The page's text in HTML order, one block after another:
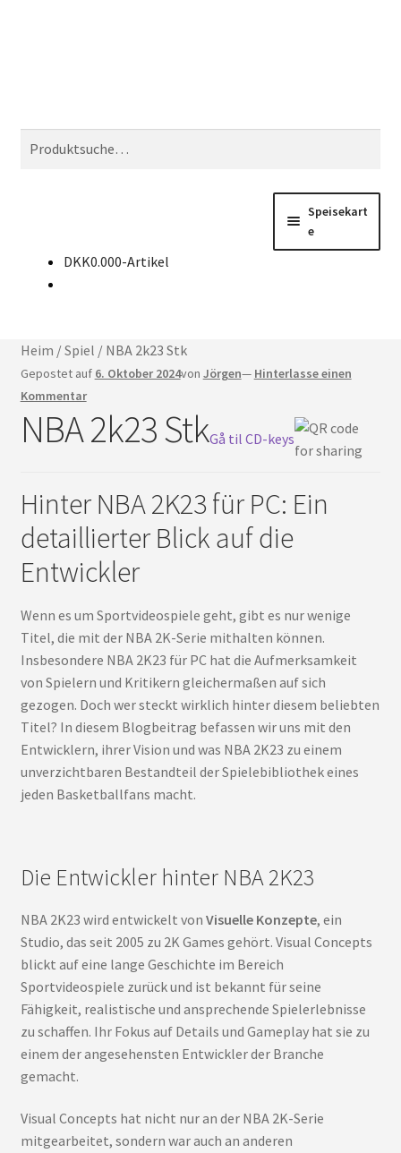
Speisekart
e
Kontakt
Deutsch
DKK0.000-Artikel
Heim /Spiel / NBA 2k23 Stk
Gepostet auf 6. Oktober 2024von Jörgen— Hinterlasse einen
Kommentar
NBA 2k23 StkGå til CD-keys
Hinter NBA 2K23 für PC: Ein
detaillierter Blick auf die
Entwickler
Wenn es um Sportvideospiele geht, gibt es nur wenige
Titel, die mit der NBA 2K-Serie mithalten können.
Insbesondere NBA 2K23 für PC hat die Aufmerksamkeit
von Spielern und Kritikern gleichermaßen auf sich
gezogen. Doch wer steckt wirklich hinter diesem beliebten
Titel? In diesem Blogbeitrag befassen wir uns mit den
Entwicklern, ihrer Vision und was NBA 2K23 zu einem
unverzichtbaren Bestandteil der Spielebibliothek eines
jeden Basketballfans macht.
Die Entwickler hinter NBA 2K23
NBA 2K23 wird entwickelt von Visuelle Konzepte, ein
Studio, das seit 2005 zu 2K Games gehört. Visual Concepts
blickt auf eine lange Geschichte im Bereich
Sportvideospiele zurück und ist bekannt für seine
Fähigkeit, realistische und ansprechende Spielerlebnisse
zu schaffen. Ihr Fokus auf Details und Gameplay hat sie zu
einem der angesehensten Entwickler der Branche
gemacht.
Visual Concepts hat nicht nur an der NBA 2K-Serie
mitgearbeitet, sondern war auch an anderen